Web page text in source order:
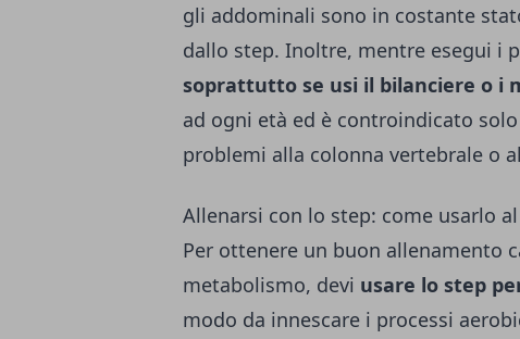
gli addominali sono in costante
dallo step. Inoltre, mentre esegui i
soprattutto se usi il bilanciere o i
ad ogni età ed è controindicato
problemi alla colonna vertebrale o
Allenarsi con lo step: come usarlo
Per ottenere un buon allenamento
metabolismo, devi usare lo step
modo da innescare i processi